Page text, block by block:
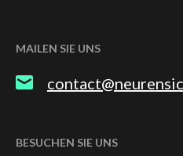
MAILEN SIE UNS
BESUCHEN SIE UNS